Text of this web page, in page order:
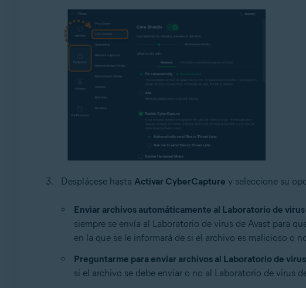
Desplácese hasta Activar CyberCapture y seleccione su
Enviar archivos automáticamente al Laboratorio de virus
siempre se envía al Laboratorio de virus de Avast para
en la que se le informará de si el archivo es malicioso o
Preguntarme para enviar archivos al Laboratorio de virus
si el archivo se debe enviar o no al Laboratorio de virus